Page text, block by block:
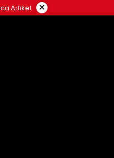
Artikel ×